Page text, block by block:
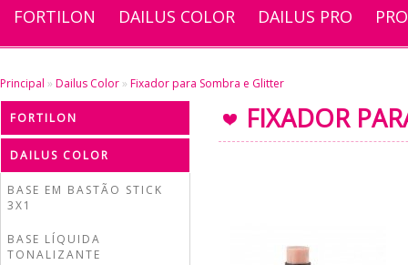
FORTILON DAILUS COLOR DAILUS PRO
Principal » Dailus Color » Fixador para Sombra e Glitter
FORTILON
DAILUS COLOR
BASE EM BASTÃO STICK
3X1
BASE LÍQUIDA
TONALIZANTE
FIXADOR